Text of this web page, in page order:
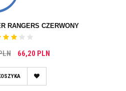
RANGERS CZERWONY
66,20 PLN